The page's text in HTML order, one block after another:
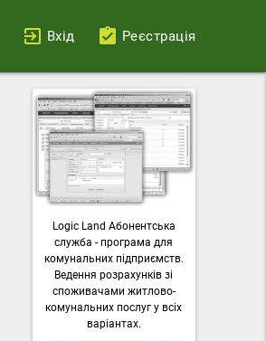
Вхід Реєстрація
Ваш
можливості
лічильників,
комунальні
завантажувати
Logic Land Абонентська
служба - програма для
комунальних підприємств.
Ведення розрахунків зі
споживачами житлово-
комунальних послуг у всіх
варіантах.